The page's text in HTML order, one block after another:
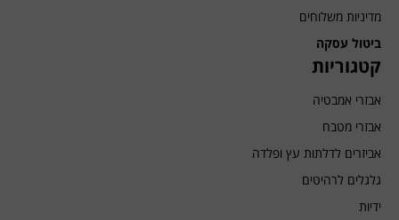
קטגוריות
אבזרי אמבטיה
אבזרי מטבח
אביזרים לדלתות עץ ופלדה
גלגלים לרהיטים
ידיות
מדיניות משלוחים
ביטול עסקה